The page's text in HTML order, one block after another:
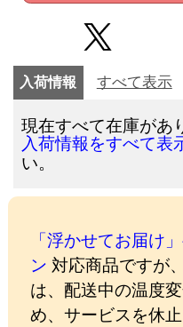
入荷情報 すべて表示
現在すべて在庫があ
入荷情報をすべて表
い。
「浮かせてお届け
ン 対応商品ですが
は、配送中の温度
め、サービスを休止